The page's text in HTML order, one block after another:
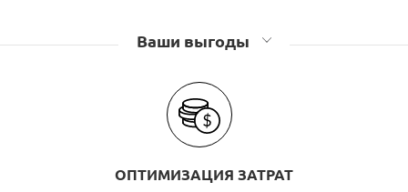
Ваши выгоды
ОПТИМИЗАЦИЯ ЗАТРАТ